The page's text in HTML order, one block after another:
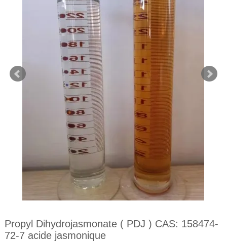
Propyl Dihydrojasmonate ( PDJ ) CAS: 158474-
72-7 acide jasmonique